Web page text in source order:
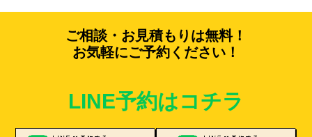
ご相談・お見積もりは無料！
お気軽にご予約ください！
LINE予約はコチラ